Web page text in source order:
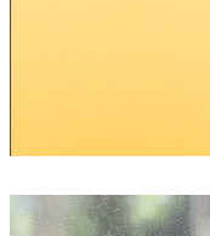
Amello Illustration广告